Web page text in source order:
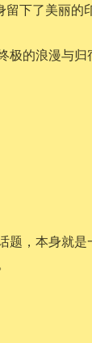
下了美丽的
极的浪漫与
题，本身就